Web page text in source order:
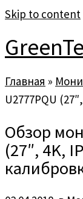
Skip to content
Главная »
U2777PQU
Обзор
(27″, 4K,